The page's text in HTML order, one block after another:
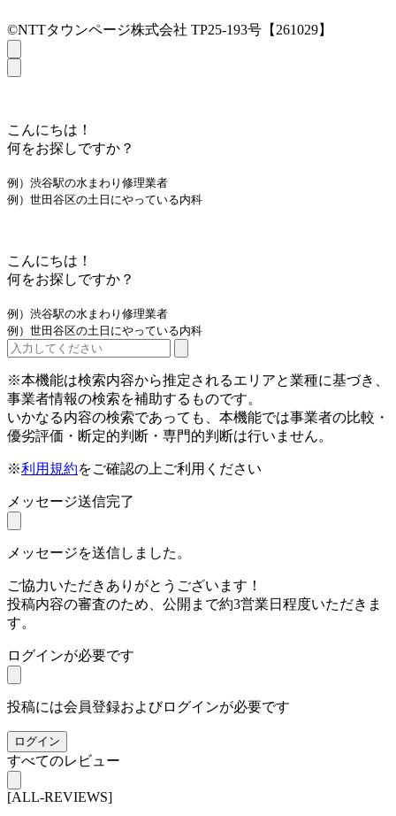
©NTTタウンページ株式会社 TP25-193号【261029】
こんにちは！
何をお探しですか？
例）渋谷駅の水まわり修理業者
例）世田谷区の土日にやっている内科
こんにちは！
何をお探しですか？
例）渋谷駅の水まわり修理業者
例）世田谷区の土日にやっている内科
※本機能は検索内容から推定されるエリアと業種に基づき、
事業者情報の検索を補助するものです。
いかなる内容の検索であっても、本機能では事業者の比較・
優劣評価・断定的判断・専門的判断は行いません。
※利用規約をご確認の上ご利用ください
メッセージ送信完了
メッセージを送信しました。
ご協力いただきありがとうございます！
投稿内容の審査のため、公開まで約3営業日程度いただきま
す。
ログインが必要です
投稿には会員登録およびログインが必要です
ログイン
すべてのレビュー
[ALL-REVIEWS]